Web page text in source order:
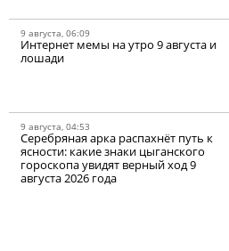
9 августа, 06:09
Интернет мемы на утро 9 августа и
лошади
9 августа, 04:53
Серебряная арка распахнёт путь к
ясности: какие знаки цыганского
гороскопа увидят верный ход 9
августа 2026 года